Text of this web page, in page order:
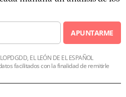
APUNTARME
EL LEÓN DE EL ESPAÑOL
facilitados con la finalidad de remitirle